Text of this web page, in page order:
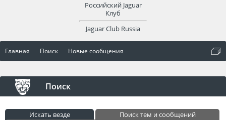
Главная Поиск Новые сообщения
Поиск
Искать везде
Поиск тем и сообщений
Российский Jaguar
Клуб
Jaguar Club Russia
оват